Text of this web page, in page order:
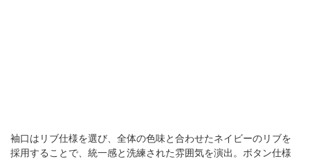
袖口はリブ仕様を選び、全体の色味と合わせたネイビーのリブを
採用することで、統一感と洗練された雰囲気を演出。ボタン仕様